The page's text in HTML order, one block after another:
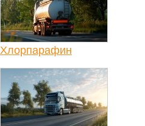
Хлорпарафин